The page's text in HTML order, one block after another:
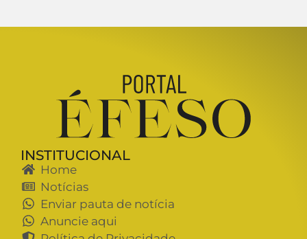
INSTITUCIONAL
Home
Notícias
Enviar pauta de notícia
Anuncie aqui